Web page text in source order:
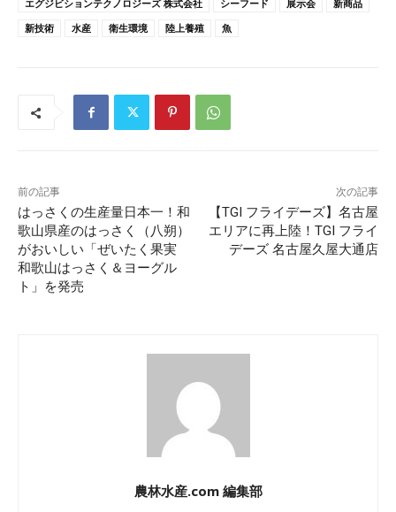
エグジビションテクノロジーズ 株式会社 シーフード 展示会
新商品
新技術
水産 衛生環境 陸上養殖 魚
前の記事
はっさくの生産量日本一！和
歌山県産のはっさく（八朔）
がおいしい「ぜいたく果実
和歌山はっさく＆ヨーグル
ト」を発売
次の記事
【TGI フライデーズ】名古屋
エリアに再上陸！TGI フライ
デーズ 名古屋久屋大通店
農林水産.com 編集部